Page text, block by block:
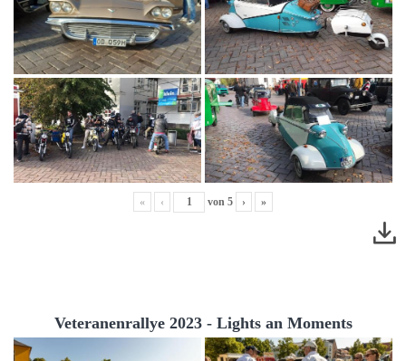
« ‹ von 5 › »
Veteranenrallye 2023 - Lights an Moments